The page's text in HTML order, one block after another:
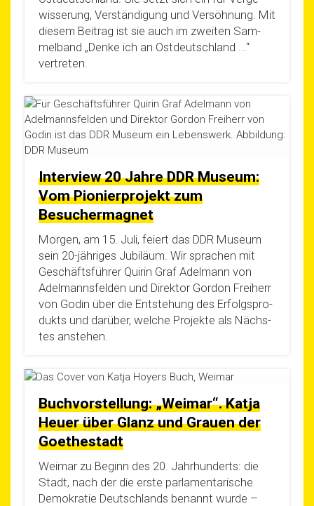
wis­se­rung, Ver­stän­di­gung und Ver­söh­nung. Mit
die­sem Bei­trag ist sie auch im zwei­ten Sam­
mel­band „Den­ke ich an Ost­deutsch­land ...“
vertreten.
Interview 20 Jahre DDR Museum:
Vom Pionierprojekt zum
Besuchermagnet
Mor­gen, am 15. Juli, fei­ert das DDR Muse­um
sein 20-jäh­ri­­ges Jubi­lä­um. Wir spra­chen mit
Geschäfts­füh­rer Qui­rin Graf Adel­mann von
Adel­manns­fel­den und Direk­tor Gor­don Frei­herr
von Godin über die Ent­ste­hung des Erfolgs­pro­
dukts und dar­über, wel­che Pro­jek­te als Nächs­
tes anstehen.
Buchvorstellung: „Weimar“. Katja
Heuer über Glanz und Grauen der
Goethestadt
Wei­mar zu Beginn des 20. Jahr­hun­derts: die
Stadt, nach der die ers­te par­la­men­ta­ri­sche
Demo­kra­tie Deutsch­lands benannt wur­de –